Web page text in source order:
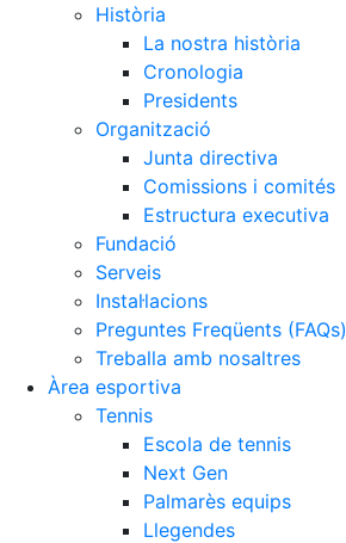
Història
La nostra història
Cronologia
Presidents
Organització
Junta directiva
Comissions i comités
Estructura executiva
Fundació
Serveis
Instal·lacions
Preguntes Freqüents (FAQs)
Treballa amb nosaltres
Àrea esportiva
Tennis
Escola de tennis
Next Gen
Palmarès equips
Llegendes